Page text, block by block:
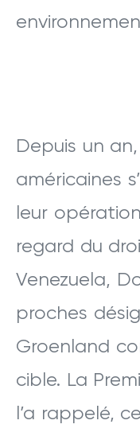
Depuis un
américaines
leur
regard du
Venezuela,
proches
Groenland
cible. La
l’a rappelé,